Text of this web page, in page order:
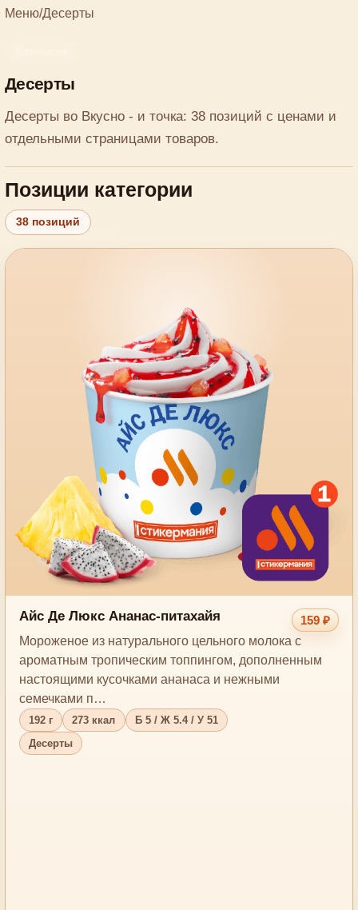
Меню/Десерты
Десерты
Десерты во Вкусно - и точка: 38 позиций с ценами и
отдельными страницами товаров.
Позиции категории
38 позиций
Айс Де Люкс Ананас-питахайя
159 ₽
Мороженое из натурального цельного молока с
ароматным тропическим топпингом, дополненным
настоящими кусочками ананаса и нежными
семечками п…
192 г 273 ккал
Б 5 / Ж 5.4 / У 51
Десерты